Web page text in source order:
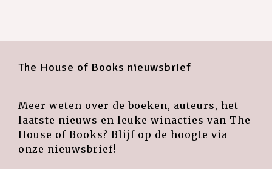
The House of Books nieuwsbrief
Meer weten over de boeken, auteurs, het
laatste nieuws en leuke winacties van The
House of Books? Blijf op de hoogte via
onze nieuwsbrief!